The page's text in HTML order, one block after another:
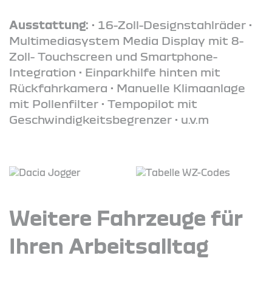
Ausstattung: • 16-Zoll-Designstahlräder •
Multimediasystem Media Display mit 8-
Zoll- Touchscreen und Smartphone-
Integration • Einparkhilfe hinten mit
Rückfahrkamera • Manuelle Klimaanlage
mit Pollenfilter • Tempopilot mit
Geschwindigkeitsbegrenzer • u.v.m
Weitere Fahrzeuge für
Ihren Arbeitsalltag